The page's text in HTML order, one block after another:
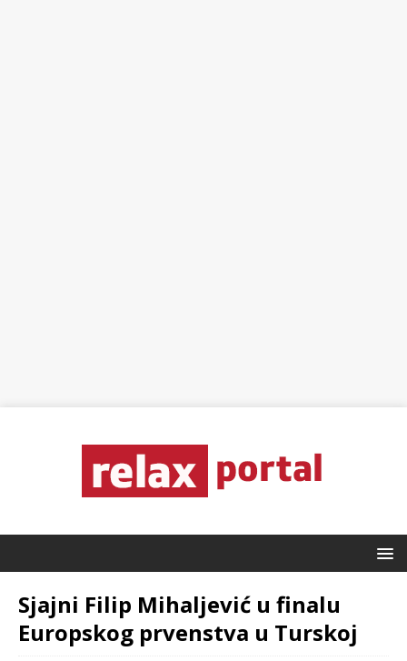
Sjajni Filip Mihaljević u finalu
Europskog prvenstva u Turskoj